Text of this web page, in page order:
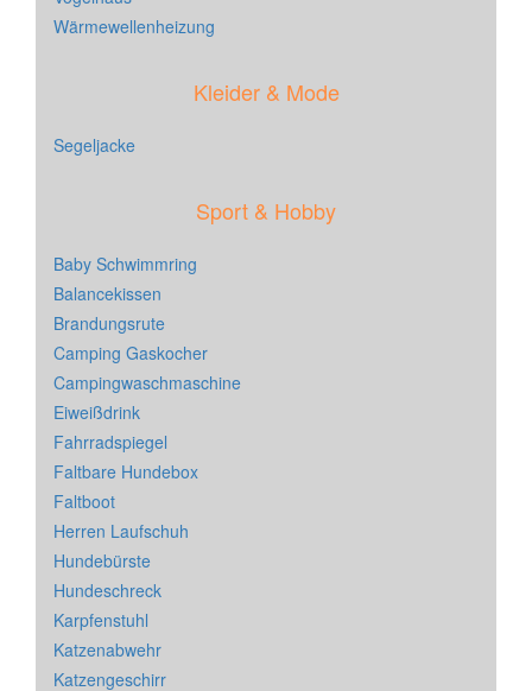
Wärmewellenheizung
Kleider & Mode
Segeljacke
Sport & Hobby
Baby Schwimmring
Balancekissen
Brandungsrute
Camping Gaskocher
Campingwaschmaschine
Eiweißdrink
Fahrradspiegel
Faltbare Hundebox
Faltboot
Herren Laufschuh
Hundebürste
Hundeschreck
Karpfenstuhl
Katzenabwehr
Katzengeschirr